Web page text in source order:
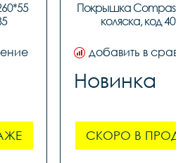
Покрышка Compass
коляска, код
добавить в
Новинка
СКОРО В